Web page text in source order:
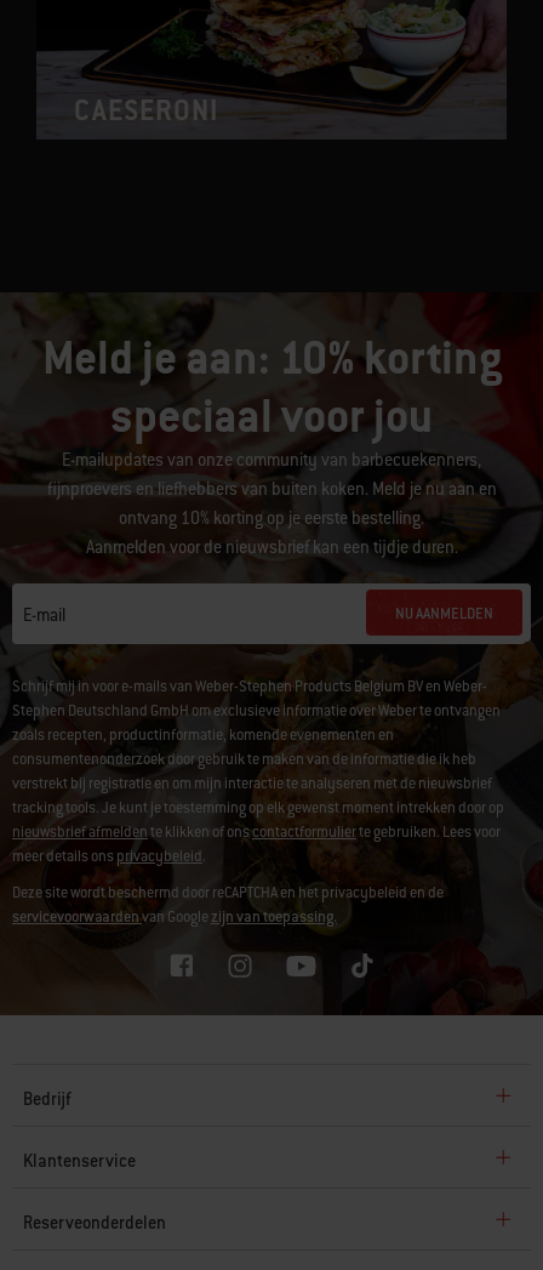
CAESERONI
Meld je aan: 10% korting
speciaal voor jou
E-mailupdates van onze community van barbecuekenners,
fijnproevers en liefhebbers van buiten koken. Meld je nu aan en
ontvang 10% korting op je eerste bestelling.
Aanmelden voor de nieuwsbrief kan een tijdje duren.
E-mail NU AANMELDEN
Schrijf mij in voor e-mails van Weber-Stephen Products Belgium BV en Weber-
Stephen Deutschland GmbH om exclusieve informatie over Weber te ontvangen
zoals recepten, productinformatie, komende evenementen en
consumentenonderzoek door gebruik te maken van de informatie die ik heb
verstrekt bij registratie en om mijn interactie te analyseren met de nieuwsbrief
tracking tools. Je kunt je toestemming op elk gewenst moment intrekken door op
nieuwsbrief afmeldente klikken of onscontactformulierte gebruiken. Lees voor
meer details onsprivacybeleid.
Deze site wordt beschermd door reCAPTCHA en het privacybeleid en de
servicevoorwaardenvan Googlezijn van toepassing.
Bedrijf
Klantenservice
Reserveonderdelen